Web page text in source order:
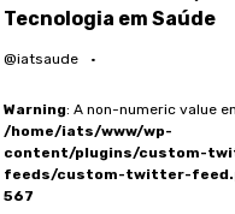
Tecnologia em Saúde
@iatsaude ·
Warning: A non-numeric value
/home/iats/www/wp-
content/plugins/custom-
feeds/custom-twitter-
567